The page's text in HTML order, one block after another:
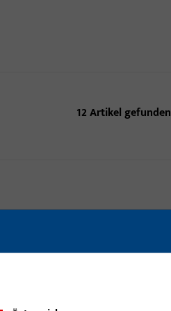
12Artikel gefunden